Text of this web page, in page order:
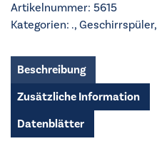
-
FSK73678P
Artikelnummer: 5615
Kategorien: ., Geschirrspüler,
Beschreibung
Zusätzliche Information
Datenblätter